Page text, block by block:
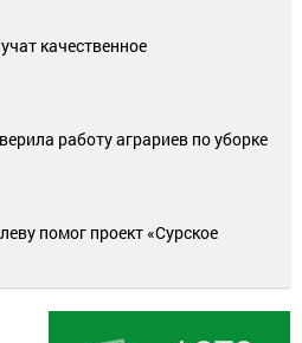
качественное
работу аграриев по уборке
помог проект «Сурское